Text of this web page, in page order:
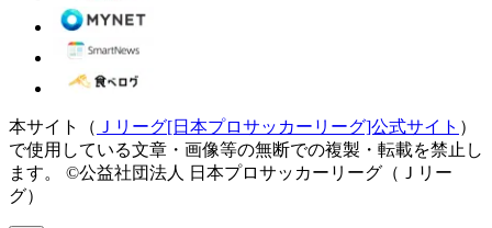
本サイト（ Ｊリーグ[日本プロサッカーリーグ]公式サイト ）
で使用している文章・画像等の無断での複製・転載を禁止し
ます。
©公益社団法人 日本プロサッカーリーグ（Ｊリー
グ）